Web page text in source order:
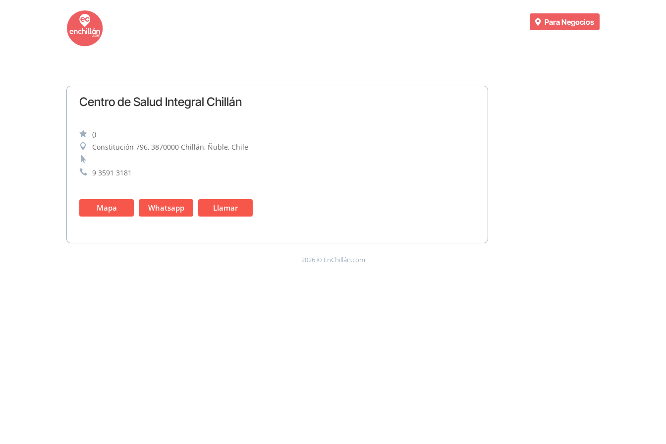
Para Negocios
Centro de Salud Integral Chillán
 ()
 Constitución 796, 3870000 Chillán, Ñuble, Chile


9 3591 3181
Mapa Whatsapp Llamar
2026 © EnChillán.com